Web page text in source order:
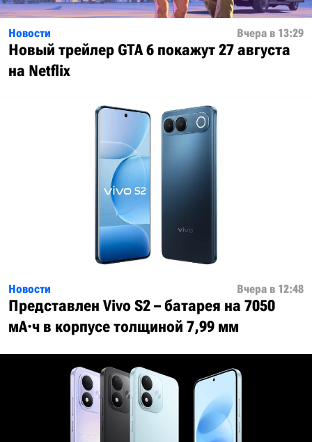
Новости Вчера в 13:29
Новый трейлер GTA 6 покажут 27 августа
на Netflix
Новости Вчера в 12:48
Представлен Vivo S2 – батарея на 7050
мА·ч в корпусе толщиной 7,99 мм